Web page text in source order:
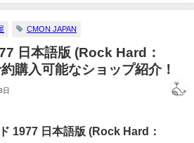
ョップ紹介！
CMON JAPAN
日本語版 (Rock Hard：
購入可能なショップ紹介！
日
1977 日本語版 (Rock Hard：